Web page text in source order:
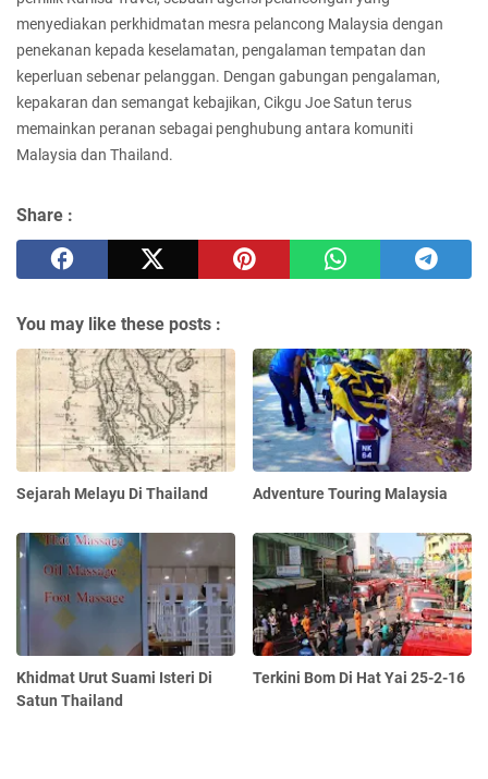
menyediakan perkhidmatan mesra pelancong Malaysia dengan
penekanan kepada keselamatan, pengalaman tempatan dan
keperluan sebenar pelanggan. Dengan gabungan pengalaman,
kepakaran dan semangat kebajikan, Cikgu Joe Satun terus
memainkan peranan sebagai penghubung antara komuniti
Malaysia dan Thailand.
Share :
You may like these posts :
Sejarah Melayu Di Thailand Adventure Touring Malaysia
Khidmat Urut Suami Isteri Di
Satun Thailand
Terkini Bom Di Hat Yai 25-2-16